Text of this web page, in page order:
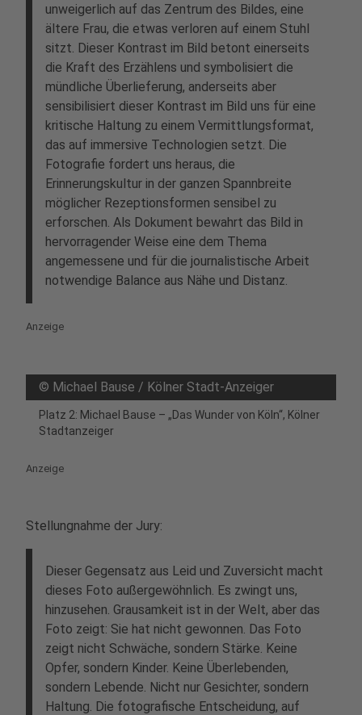
unweigerlich auf das Zentrum des Bildes, eine
ältere Frau, die etwas verloren auf einem Stuhl
sitzt. Dieser Kontrast im Bild betont einerseits
die Kraft des Erzählens und symbolisiert die
mündliche Überlieferung, anderseits aber
sensibilisiert dieser Kontrast im Bild uns für eine
kritische Haltung zu einem Vermittlungsformat,
das auf immersive Technologien setzt. Die
Fotografie fordert uns heraus, die
Erinnerungskultur in der ganzen Spannbreite
möglicher Rezeptionsformen sensibel zu
erforschen. Als Dokument bewahrt das Bild in
hervorragender Weise eine dem Thema
angemessene und für die journalistische Arbeit
notwendige Balance aus Nähe und Distanz.
Anzeige
© Michael Bause / Kölner Stadt-Anzeiger
Platz 2: Michael Bause – „Das Wunder von Köln“, Kölner
Stadtanzeiger
Anzeige
Stellungnahme der Jury:
Dieser Gegensatz aus Leid und Zuversicht macht
dieses Foto außergewöhnlich. Es zwingt uns,
hinzusehen. Grausamkeit ist in der Welt, aber das
Foto zeigt: Sie hat nicht gewonnen. Das Foto
zeigt nicht Schwäche, sondern Stärke. Keine
Opfer, sondern Kinder. Keine Überlebenden,
sondern Lebende. Nicht nur Gesichter, sondern
Haltung. Die fotografische Entscheidung, auf